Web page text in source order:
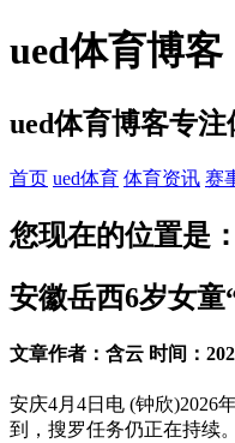
ued体育博客
ued体育博客专
首页 ued体育 体育资讯 赛
您现在的位置是：
安徽岳西6岁女童
文章作者：含云 时间：
安庆4月4日电 (钟欣)2026
到，搜罗任务仍正在持续。